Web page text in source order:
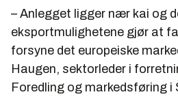
– Anlegget ligger nær kai og
eksportmulighetene gjør at
forsyne det europeiske
Haugen, sektorleder i
Foredling og markedsføring i